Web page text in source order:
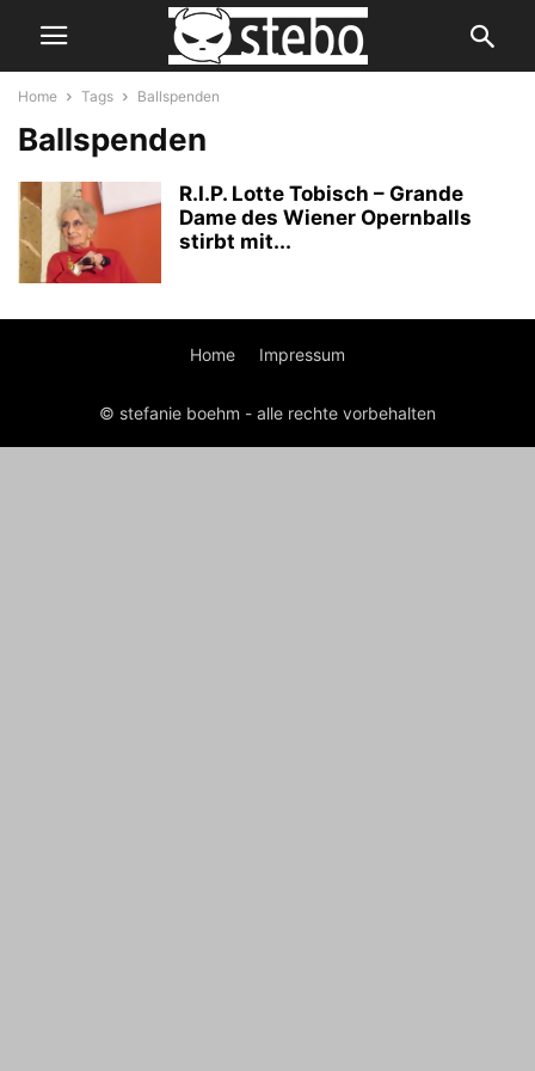
Home Tags Ballspenden
Ballspenden
R.I.P. Lotte Tobisch – Grande
Dame des Wiener Opernballs
stirbt mit...
Home Impressum
© stefanie boehm - alle rechte vorbehalten